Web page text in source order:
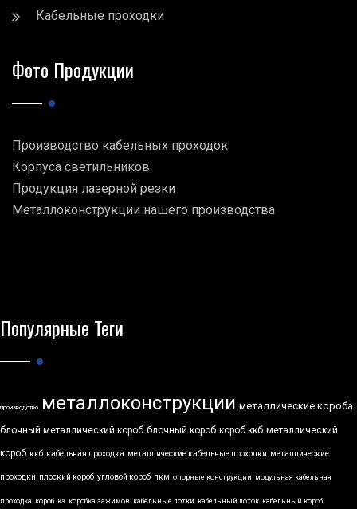
Кабельные проходки
Фото Продукции
Производство кабельных проходок
Корпуса светильников
Продукция лазерной резки
Металлоконструкции нашего производства
Популярные Теги
производство металлоконструкции металлические короба
блочный металлический короб блочный короб короб ккб металлический
короб ккб кабельная проходка металлические кабельные проходки металлические
проходки плоский короб угловой короб пкм опорные конструкции модульная кабельная
проходка короб кз коробка зажимов кабельные лотки кабельный лоток кабельный короб